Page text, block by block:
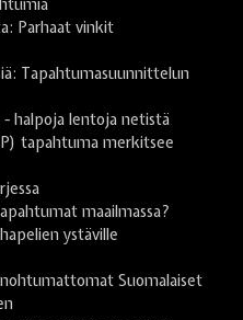
Parhaat vinkit
Tapahtumasuunnittelun
halpoja lentoja netistä
tapahtuma merkitsee
maailmassa?
ystäville
Suomalaiset